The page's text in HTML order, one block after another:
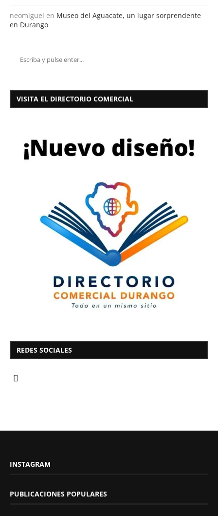
neomiguel en Museo del Aguacate, un lugar sorprendente
en Durango
VISITA EL DIRECTORIO COMERCIAL
REDES SOCIALES
INSTAGRAM
PUBLICACIONES POPULARES